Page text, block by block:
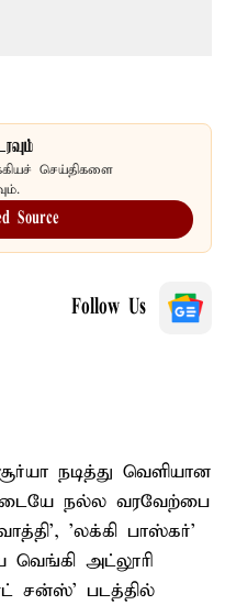
செய்திகளை
Source
Follow Us
நடித்து வெளியான
நல்ல வரவேற்பை
'லக்கி பாஸ்கர்'
அட்லூரி
சன்ஸ்' படத்தில்